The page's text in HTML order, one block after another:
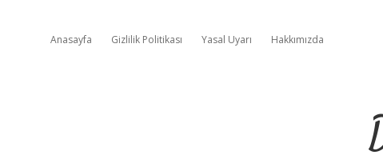
Anasayfa Gizlilik Politikası Yasal Uyarı Hakkımızda